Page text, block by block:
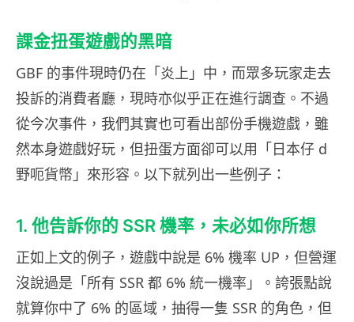
課金扭蛋遊戲的黑暗
GBF 的事件現時仍在「炎上」中，而眾多玩家走去
投訴的消費者廳，現時亦似乎正在進行調查。不過
從今次事件，我們其實也可看出部份手機遊戲，雖
然本身遊戲好玩，但扭蛋方面卻可以用「日本仔 d
野呃貨幣」來形容。以下就列出一些例子：
1. 他告訴你的 SSR 機率，未必如你所想
正如上文的例子，遊戲中說是 6% 機率 UP，但營運
沒說過是「所有 SSR 都 6% 統一機率」。誇張點說
就算你中了 6% 的區域，抽得一隻 SSR 的角色，但